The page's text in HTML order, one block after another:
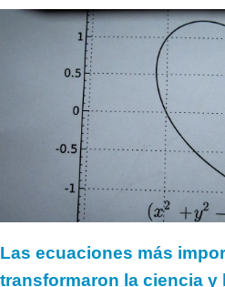
Las ecuaciones más
transformaron la ciencia y